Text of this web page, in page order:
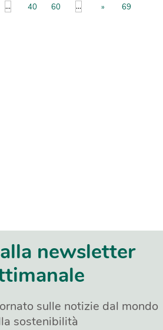
... 40 60 ... » 69
newsletter
sulle notizie dal mondo
sostenibilità